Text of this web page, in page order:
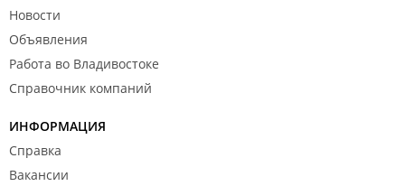
Новости
Объявления
Работа во Владивостоке
Справочник компаний
ИНФОРМАЦИЯ
Справка
Вакансии